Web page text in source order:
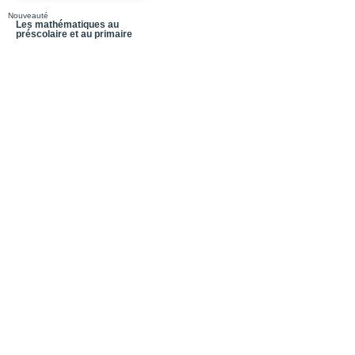
Nouveauté
Les mathématiques au
préscolaire et au primaire